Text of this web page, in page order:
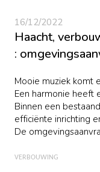
16/12/2022
Haacht,
:
Mooie muziek komt
Een harmonie heeft
Binnen een
efficiënte inrichting
De
VERBOUWING